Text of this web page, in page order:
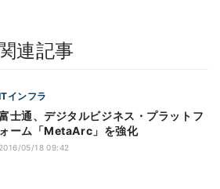
連記事
インフラ
士通、デジタルビジネス・プラットフ
ォーム「MetaArc」を強化
2016/05/18 09:42